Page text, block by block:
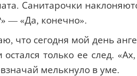
Санитарочки
— «Да, конечно».
что сегодня мой день
только ее след.
мелькнуло в уме.